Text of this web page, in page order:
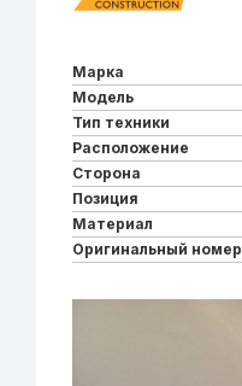
Марка
Модель
Тип техники
Расположение
Сторона
Позиция
Материал
Оригинальный номер